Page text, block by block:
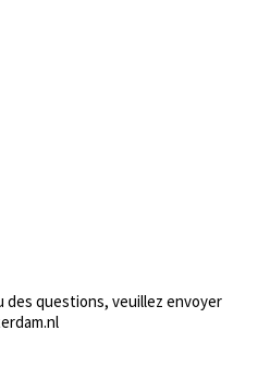
des questions, veuillez envoyer